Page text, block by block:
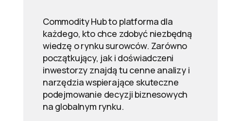
Commodity Hub to platforma dla
każdego, kto chce zdobyć niezbędną
wiedzę o rynku surowców. Zarówno
początkujący, jak i doświadczeni
inwestorzy znajdą tu cenne analizy i
narzędzia wspierające skuteczne
podejmowanie decyzji biznesowych
na globalnym rynku.